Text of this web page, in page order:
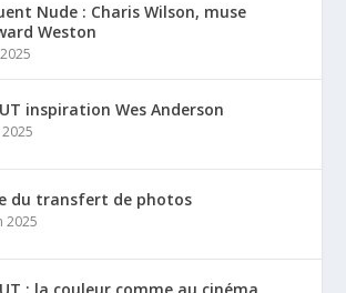
Nude : Charis Wilson, muse
Weston
inspiration Wes Anderson
2025
du transfert de photos
2025